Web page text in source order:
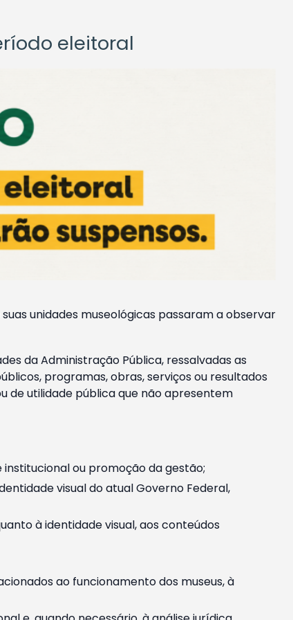
eleitoral
unidades museológicas passaram a observar
da Administração Pública, ressalvadas as
programas, obras, serviços ou resultados
de utilidade pública que não apresentem
ou promoção da gestão;
visual do atual Governo Federal,
à identidade visual, aos conteúdos
ao funcionamento dos museus, à